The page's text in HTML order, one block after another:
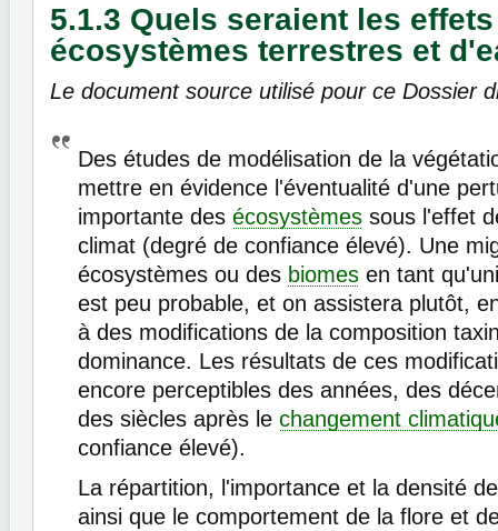
5.1.3 Quels seraient les
écosystèmes terrestres et
Le document source utilisé pour ce Dossier
Des études de modélisation de la
mettre en évidence l'éventualité d'une
importante des écosystèmes sous l'effet
climat (degré de confiance élevé). Une
écosystèmes ou des biomes en tant
est peu probable, et on assistera plutôt,
à des modifications de la composition
dominance. Les résultats de ces
encore perceptibles des années, des
des siècles après le changement
confiance élevé).
La répartition, l'importance et la densité
ainsi que le comportement de la flore et